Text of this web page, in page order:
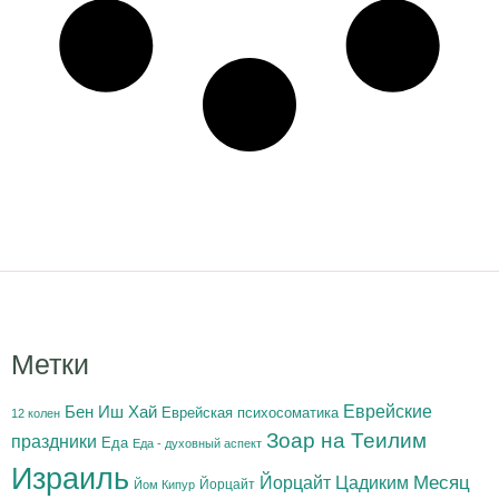
Метки
12 колен Бен Иш Хай Еврейская психосоматика Еврейские
праздники Еда Еда - духовный аспект Зоар на Теилим
Израиль Йом Кипур Йорцайт Йорцайт Цадиким Месяц